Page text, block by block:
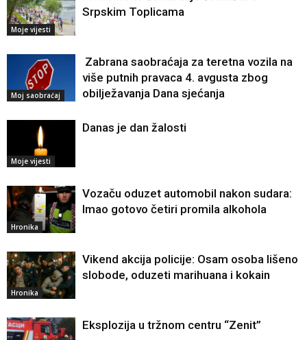
Moje vijesti
Srpskim Toplicama
Moj saobraćaj
Zabrana saobraćaja za teretna vozila na
više putnih pravaca 4. avgusta zbog
obilježavanja Dana sjećanja
Moje vijesti
Danas je dan žalosti
Hronika
Vozaču oduzet automobil nakon sudara:
Imao gotovo četiri promila alkohola
Hronika
Vikend akcija policije: Osam osoba lišeno
slobode, oduzeti marihuana i kokain
Eksplozija u tržnom centru “Zenit”